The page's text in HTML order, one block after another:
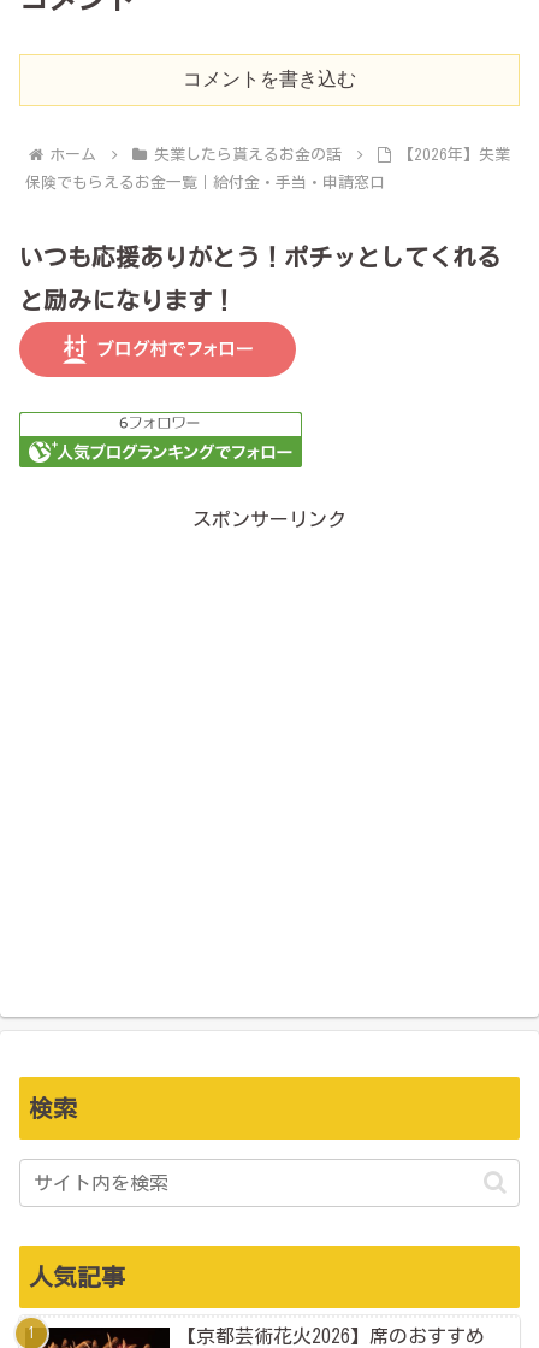
コメントを書き込む
ホーム 失業したら貰えるお金の話
【2026年】失業
保険でもらえるお金一覧｜給付金・手当・申請窓口
いつも応援ありがとう！ポチッとしてくれる
と励みになります！
スポンサーリンク
検索
人気記事
【京都芸術花火2026】席のおすすめ